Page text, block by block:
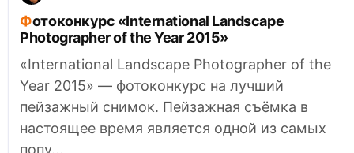
Фотоконкурс «International Landscape
Photographer of the Year 2015»
«International Landscape Photographer of the
Year 2015» — фотоконкурс на лучший
пейзажный снимок. Пейзажная съёмка в
настоящее время является одной из самых
попу...